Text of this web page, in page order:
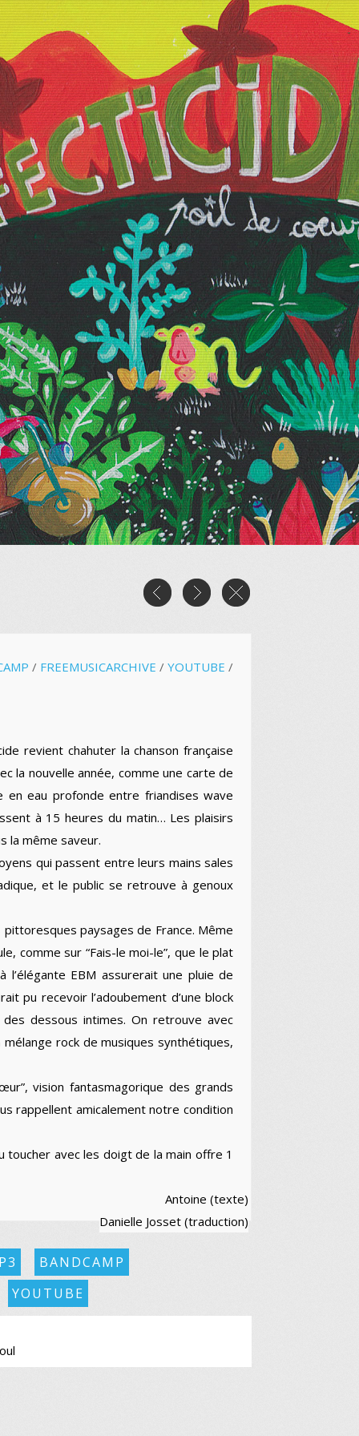
/ FREEMUSICARCHIVE /YOUTUBE /
revient chahuter la chanson française
la nouvelle année, comme une carte de
en eau profonde entre friandises wave
à 15 heures du matin… Les plaisirs
la même saveur.
qui passent entre leurs mains sales
et le public se retrouve à genoux
paysages de France. Même
comme sur “Fais-le moi-le”, que le plat
EBM assurerait une pluie de
pu recevoir l’adoubement d’une block
dessous intimes. On retrouve avec
rock de musiques synthétiques,
vision fantasmagorique des grands
rappellent amicalement notre condition
toucher avec les doigt de la main offre 1
Antoine (texte)
Danielle Josset (traduction)
BANDCAMP
YOUTUBE